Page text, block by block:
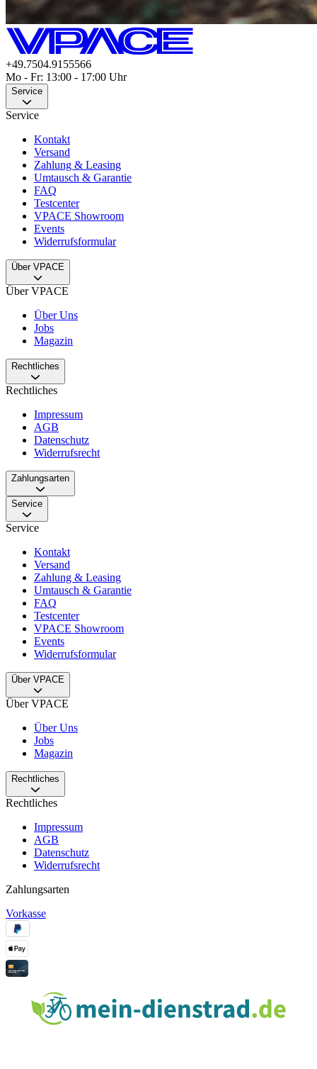
+49.7504.9155566
Mo - Fr: 13:00 - 17:00 Uhr
Service
Service
Kontakt
Versand
Zahlung & Leasing
Umtausch & Garantie
FAQ
Testcenter
VPACE Showroom
Events
Widerrufsformular
Über VPACE
Über VPACE
Über Uns
Jobs
Magazin
Rechtliches
Rechtliches
Impressum
AGB
Datenschutz
Widerrufsrecht
Zahlungsarten
Service
Service
Kontakt
Versand
Zahlung & Leasing
Umtausch & Garantie
FAQ
Testcenter
VPACE Showroom
Events
Widerrufsformular
Über VPACE
Über VPACE
Über Uns
Jobs
Magazin
Rechtliches
Rechtliches
Impressum
AGB
Datenschutz
Widerrufsrecht
Zahlungsarten
Vorkasse